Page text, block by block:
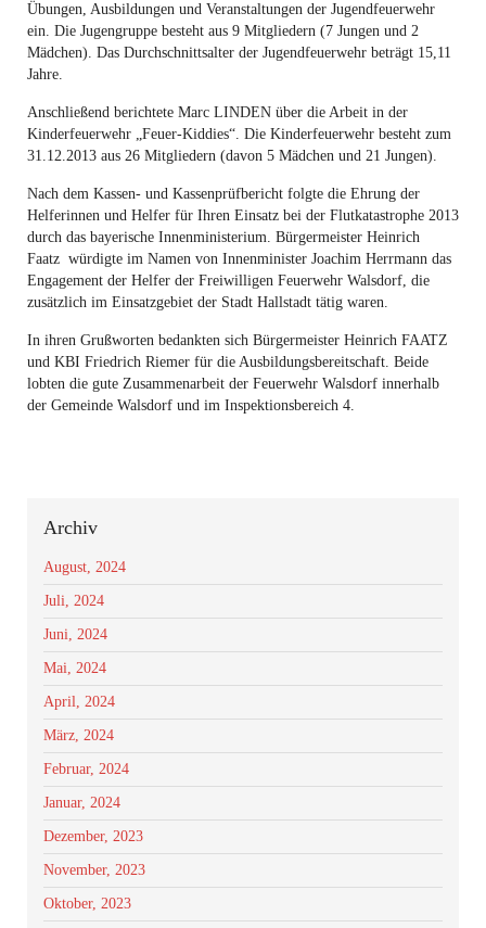
Übungen, Ausbildungen und Veranstaltungen der Jugendfeuerwehr
ein. Die Jugengruppe besteht aus 9 Mitgliedern (7 Jungen und 2
Mädchen). Das Durchschnittsalter der Jugendfeuerwehr beträgt 15,11
Jahre.
Anschließend berichtete Marc LINDEN über die Arbeit in der
Kinderfeuerwehr „Feuer-Kiddies“. Die Kinderfeuerwehr besteht zum
31.12.2013 aus 26 Mitgliedern (davon 5 Mädchen und 21 Jungen).
Nach dem Kassen- und Kassenprüfbericht folgte die Ehrung der
Helferinnen und Helfer für Ihren Einsatz bei der Flutkatastrophe 2013
durch das bayerische Innenministerium. Bürgermeister Heinrich
Faatz würdigte im Namen von Innenminister Joachim Herrmann das
Engagement der Helfer der Freiwilligen Feuerwehr Walsdorf, die
zusätzlich im Einsatzgebiet der Stadt Hallstadt tätig waren.
In ihren Grußworten bedankten sich Bürgermeister Heinrich FAATZ
und KBI Friedrich Riemer für die Ausbildungsbereitschaft. Beide
lobten die gute Zusammenarbeit der Feuerwehr Walsdorf innerhalb
der Gemeinde Walsdorf und im Inspektionsbereich 4.
Archiv
August, 2024
Juli, 2024
Juni, 2024
Mai, 2024
April, 2024
März, 2024
Februar, 2024
Januar, 2024
Dezember, 2023
November, 2023
Oktober, 2023